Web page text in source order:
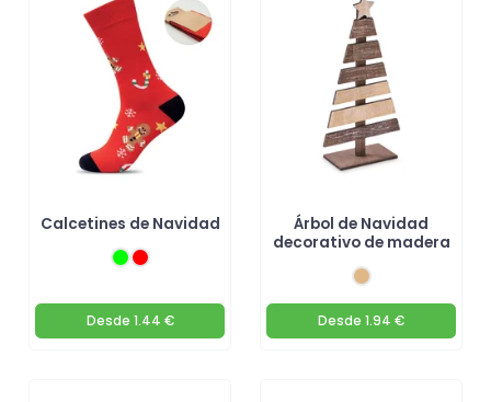
Calcetines de Navidad
Desde 1.44 €
Árbol de Navidad
decorativo de madera
Desde 1.94 €